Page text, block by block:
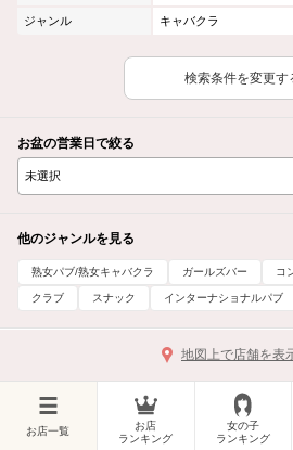
ジャンル キャバクラ
検索条件を変更す
お盆の営業日で絞る
他のジャンルを見る
熟女パブ/熟女キャバクラ ガールズバー コ
クラブ スナック インターナショナルパブ
地図上で店舗を表
お店一覧
お店
ランキング
女の子
ランキング